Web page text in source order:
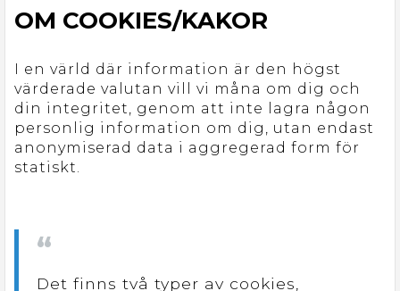
OM COOKIES/KAKOR
I en värld där information är den högst
värderade valutan vill vi måna om dig och
din integritet, genom att inte lagra någon
personlig information om dig, utan endast
anonymiserad data i aggregerad form för
statiskt.
Det finns två typer av cookies,